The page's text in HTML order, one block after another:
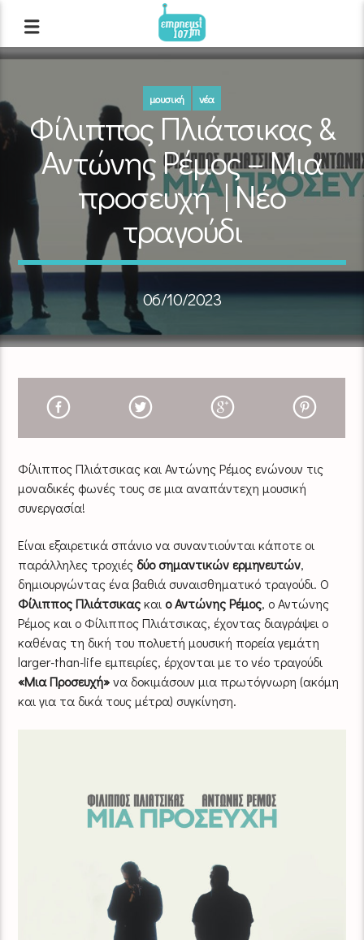
μουσική νέα
Φίλιππος Πλιάτσικας &
Αντώνης Ρέμος – Μια
προσευχή | Νέο
τραγούδι
06/10/2023
Φίλιππος Πλιάτσικας και Αντώνης Ρέμος ενώνουν τις
μοναδικές φωνές τους σε μια αναπάντεχη μουσική
συνεργασία!
Είναι εξαιρετικά σπάνιο να συναντιούνται κάποτε οι
παράλληλες τροχιές δύο σημαντικών ερμηνευτών,
δημιουργώντας ένα βαθιά συναισθηματικό τραγούδι. Ο
Φίλιππος Πλιάτσικαςκαιο Αντώνης Ρέμος, ο Αντώνης
Ρέμος και ο Φίλιππος Πλιάτσικας, έχοντας διαγράψει ο
καθένας τη δική του πολυετή μουσική πορεία γεμάτη
larger-than-life εμπειρίες, έρχονται με το νέο τραγούδι
«Μια Προσευχή»να δοκιμάσουν μια πρωτόγνωρη (ακόμη
και για τα δικά τους μέτρα) συγκίνηση.